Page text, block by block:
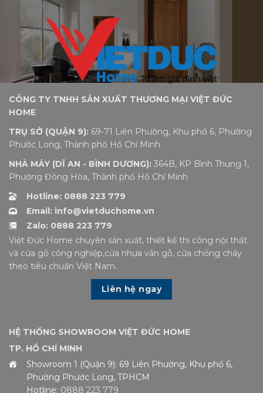
CÔNG TY TNHH SẢN XUẤT THƯƠNG MẠI VIỆT ĐỨC
HOME
TRỤ SỞ (QUẬN 9): 69-71 Liên Phường, Khu phố 6, Phường
Phước Long, Thành phố Hồ Chí Minh
NHÀ MÁY (DĨ AN - BÌNH DƯƠNG): 364B, KP Bình Thung 1,
Phường Đông Hòa, Thành phố Hồ Chí Minh
Hotline: 0888 223 779
Email: info@vietduchome.vn
Zalo: 0888 223 779
Việt Đức Home chuyên sản xuất, thiết kế thi công nội thất
và cửa gỗ công nghiệp,cửa nhựa vân gỗ, cửa chống cháy
theo tiêu chuẩn Việt Nam.
Liên hệ ngay
HỆ THỐNG SHOWROOM VIỆT ĐỨC HOME
TP. HỒ CHÍ MINH
Showroom 1 (Quận 9): 69 Liên Phường, Khu phố 6,
Phường Phước Long, TPHCM
Hotline: 0888 223 779